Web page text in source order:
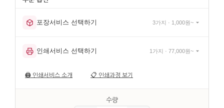
포장서비스 선택하기 3가지 · 1,000원~
인쇄서비스 선택하기 1가지 · 77,000원~
🖨️ 인쇄서비스 소개 📋 인쇄과정 보기